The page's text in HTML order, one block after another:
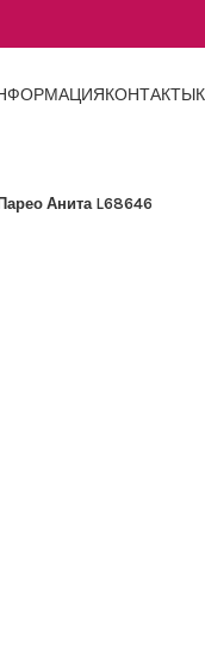
КОНТАКТЫ
Парео Анита L68646